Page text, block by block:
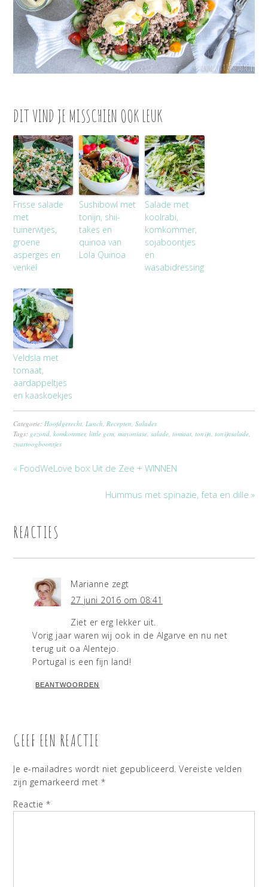
DIT VIND JE MISSCHIEN OOK LEUK
Frisse salade
met
tuinerwtjes,
groene
asperges en
venkel
Sushibowl met
tonijn, shii-
takes en
quinoa van
Lola Quinoa
Salade met
koolrabi,
komkommer,
sojaboontjes
en
wasabidressing
Veldsla met
tomaat,
aardappeltjes
en kaaskoekjes
Categorie:Hoofdgerecht,Lunch,Recepten,Salades
Tags: gezond,komkommer,little gem,mayoniase,salade,tomaat,tonijn,tonijnsalade,
zwartoogboontjes
« FoodWeLove box Uit de Zee + WINNEN
Hummus met spinazie, feta en dille »
REACTIES
Marianne zegt
27 juni 2016 om 08:41
Ziet er erg lekker uit.
Vorig jaar waren wij ook in de Algarve en nu net
terug uit oa Alentejo.
Portugal is een fijn land!
BEANTWOORDEN
GEEF EEN REACTIE
Je e-mailadres wordt niet gepubliceerd. Vereiste velden
zijn gemarkeerd met*
Reactie*